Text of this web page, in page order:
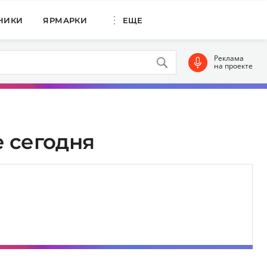
ЯРМАРКИ ЕЩЕ
Реклама
на проекте